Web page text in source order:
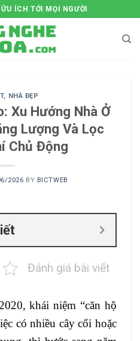
ÍCH TỚI MỌI NGƯỜI
, NHÀ ĐẸP
Xu Hướng Nhà Ở
Lượng Và Lọc
Chủ Động
2026 BY BICTWEB
Đánh giá bài viết
khái niệm “căn hộ
có nhiều cây cối hoặc